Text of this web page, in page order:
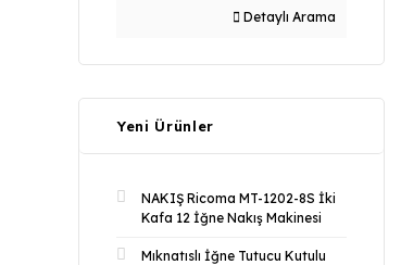
Detaylı Arama
Yeni Ürünler
NAKIŞ Ricoma MT-1202-8S İki
Kafa 12 İğne Nakış Makinesi
Mıknatıslı İğne Tutucu Kutulu